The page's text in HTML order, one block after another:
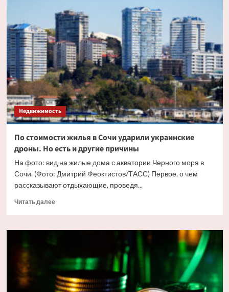
типа
жилья
в
Москве
впервые
перевалила
за
триллион
рублей
Недвижимость
По стоимости жилья в Сочи ударили украинские
дроны. Но есть и другие причины
На фото: вид на жилые дома с акватории Черного моря в
Сочи. (Фото: Дмитрий Феоктистов/ТАСС) Первое, о чем
рассказывают отдыхающие, проведя...
Читать далееПрочитать
По
Сочи
ударили
украинские